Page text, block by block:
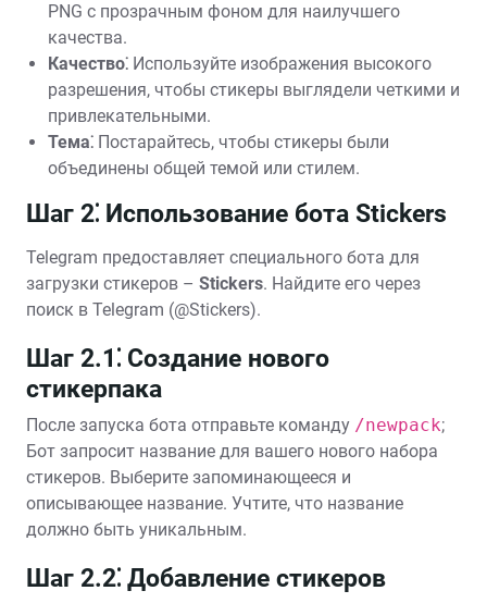
PNG с прозрачным фоном для наилучшего
качества.
Качество⁚ Используйте изображения высокого
разрешения, чтобы стикеры выглядели четкими и
привлекательными.
Тема⁚ Постарайтесь, чтобы стикеры были
объединены общей темой или стилем.
Шаг 2⁚ Использование бота Stickers
Telegram предоставляет специального бота для
загрузки стикеров – Stickers. Найдите его через
поиск в Telegram (@Stickers).
Шаг 2.1⁚ Создание нового
стикерпака
После запуска бота отправьте команду /newpack;
Бот запросит название для вашего нового набора
стикеров. Выберите запоминающееся и
описывающее название. Учтите, что название
должно быть уникальным.
Шаг 2.2⁚ Добавление стикеров